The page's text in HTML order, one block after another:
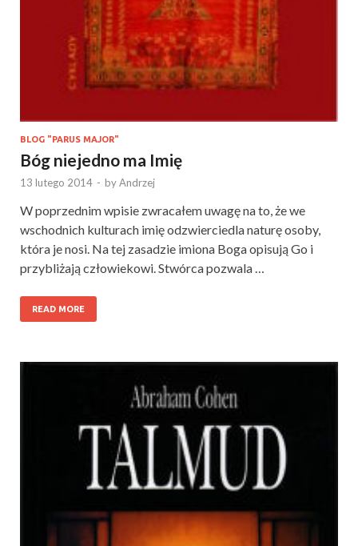
BLOG "PARUS MAJOR"
Bóg niejedno ma Imię
13 lutego 2014 - byAndrzej
W poprzednim wpisie zwracałem uwagę na to, że we
wschodnich kulturach imię odzwierciedla naturę osoby,
która je nosi. Na tej zasadzie imiona Boga opisują Go i
przybliżają człowiekowi. Stwórca pozwala …
READ MORE